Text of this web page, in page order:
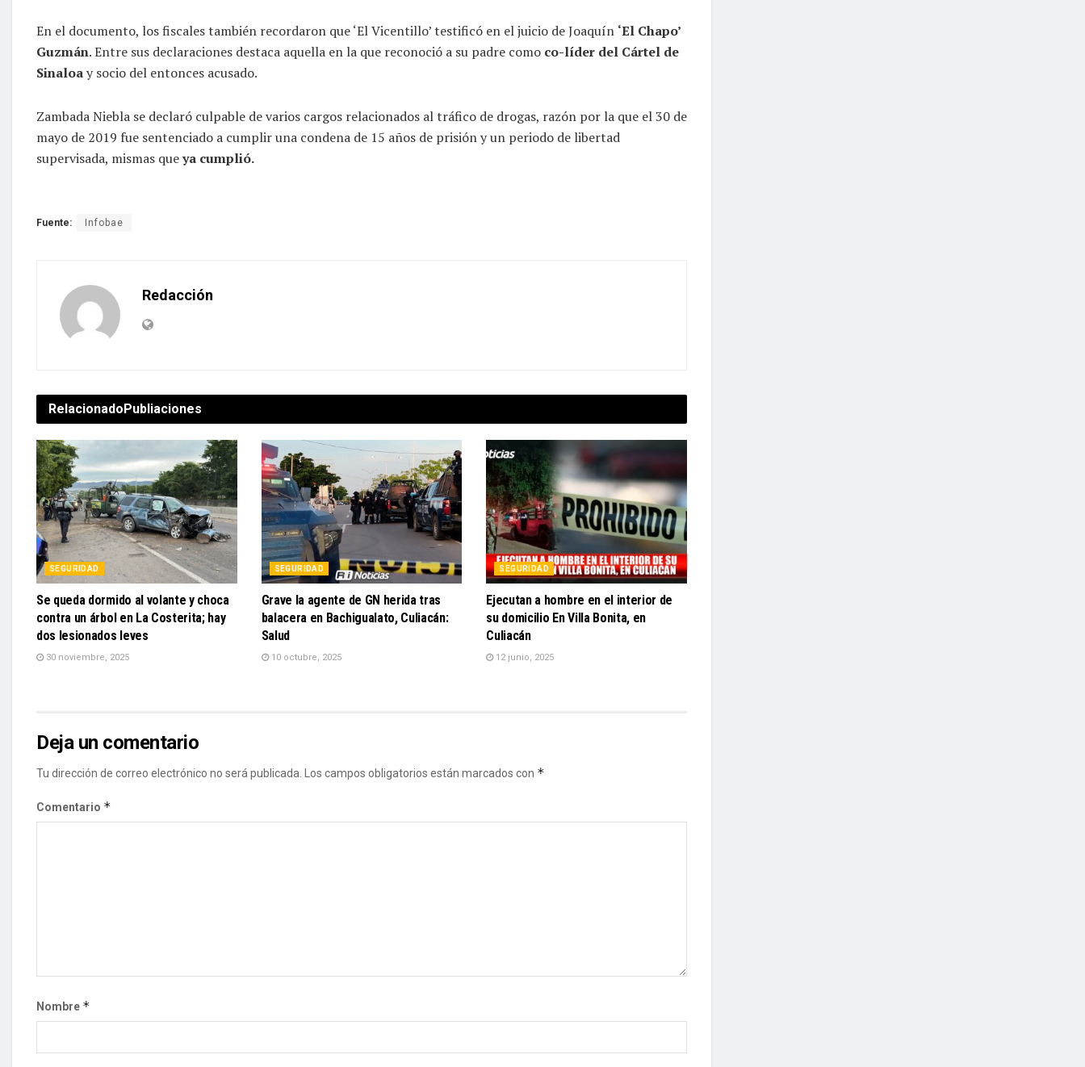
En el documento, los fiscales también recordaron que ‘El Vicentillo’ testificó en el juicio de Joaquín ‘El Chapo’
Guzmán. Entre sus declaraciones destaca aquella en la que reconoció a su padre como co-líder del Cártel de
Sinaloay socio del entonces acusado.
Zambada Niebla se declaró culpable de varios cargos relacionados al tráfico de drogas, razón por la que el 30 de
mayo de 2019 fue sentenciado a cumplir una condena de 15 años de prisión y un periodo de libertad
supervisada, mismas queya cumplió.
Fuente: Infobae
Redacción
RelacionadoPubliaciones
SEGURIDAD
Se queda dormido al volante y choca
contra un árbol en La Costerita; hay
dos lesionados leves
30 noviembre, 2025
SEGURIDAD
Grave la agente de GN herida tras
balacera en Bachigualato, Culiacán:
Salud
10 octubre, 2025
SEGURIDAD
Ejecutan a hombre en el interior de
su domicilio En Villa Bonita, en
Culiacán
12 junio, 2025
Deja un comentario
Tu dirección de correo electrónico no será publicada. Los campos obligatorios están marcados con *
Comentario *
Nombre *